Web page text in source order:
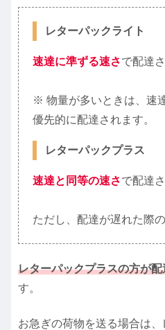
レターパックライト
速達に準ずる速さで配達
※ 物量が多いときは、速
優先的に配達されます。
レターパックプラス
速達と同等の速さで配達
ただし、配達が遅れた際
レターパックプラスの方が
す。
お急ぎの荷物を送る場合は